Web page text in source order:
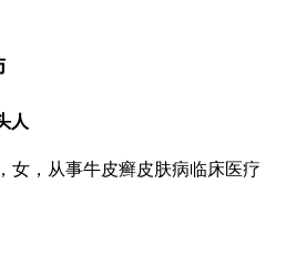
人
女，从事牛皮癣皮肤病临床医疗